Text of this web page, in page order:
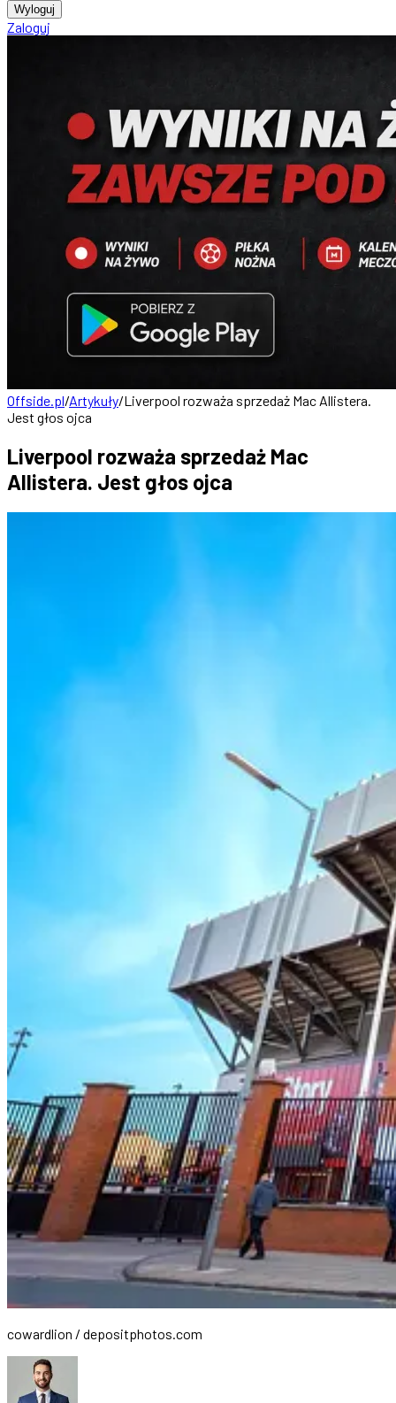
Wyloguj
Zaloguj
Offside.pl/Artykuły/Liverpool rozważa sprzedaż Mac Allistera.
Jest głos ojca
Liverpool rozważa sprzedaż Mac
Allistera. Jest głos ojca
cowardlion / depositphotos.com